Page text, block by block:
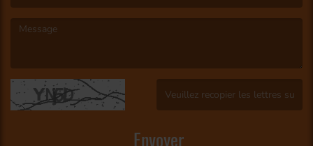
Envoyer